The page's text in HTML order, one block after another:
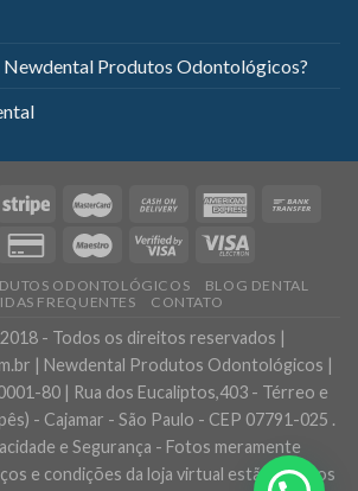
Newdental Produtos Odontológicos?
ODONTOLÓGICOS
BLOG DENTAL
FREQUENTES
CONTATO
- Todos os direitos reservados |
| Newdental Produtos Odontológicos |
80 | Rua dos Eucaliptos,403 - Térreo e
- Cajamar - São Paulo - CEP 07791-025 .
e Segurança - Fotos meramente
e condições da loja virtual estão sujeitos